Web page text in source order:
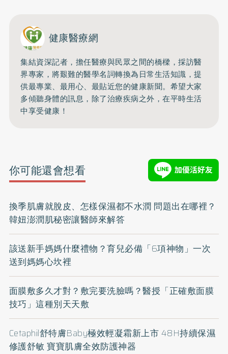
健康醫療網
集結資深記者，擔任醫療與民眾之間的橋樑，採訪醫
界專家，將艱難的醫學名詞轉換為日常生活知識，提
供最專業、最用心、最貼近您的健康新聞。希望大家
多傾聽身體的訊息，除了治療疾病之外，在平時生活
中享受健康！
你可能還會想看
換季肌膚就脫皮、怎樣保濕都不水潤 問題出在哪裡？
韓妞澎潤肌秘密讓醫師來解答
該送新手媽媽什麼禮物？育兒必備「6項神物」一次
送到媽媽心坎裡
面膜敷多久才對？敷完要洗臉嗎？醫授「正確敷面膜
技巧」這種別天天敷
Cetaphil舒特膚Baby極效輕凝霜新上市 48H持續保濕
修護舒敏 寶寶肌膚全效防護神器